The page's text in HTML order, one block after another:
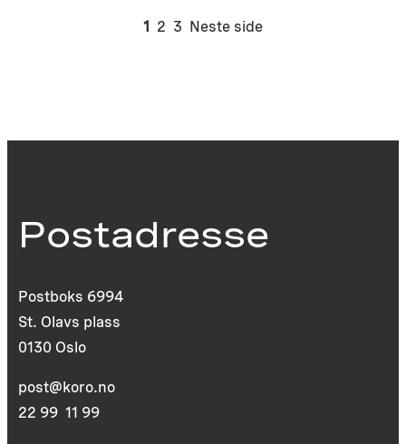
1 2 3 Neste side
Postadresse
Postboks 6994
St. Olavs plass
0130 Oslo
post@koro.no
22 99 11 99